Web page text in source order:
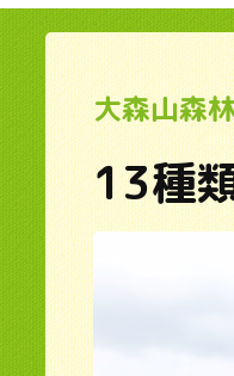
大森山森
13種